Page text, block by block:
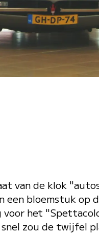
van de klok
bloemstuk op
het
zou de twijfel